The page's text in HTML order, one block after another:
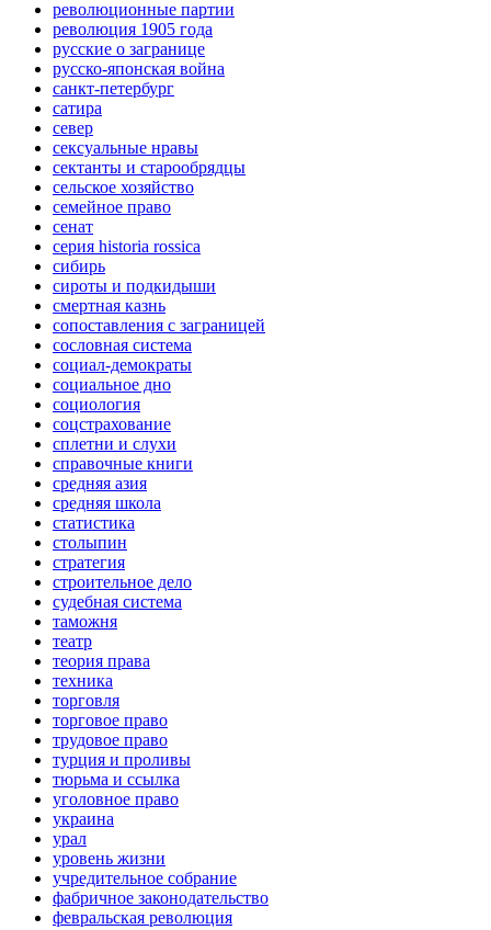
революционные партии
революция 1905 года
русские о загранице
русско-японская война
санкт-петербург
сатира
север
сексуальные нравы
сектанты и старообрядцы
сельское хозяйство
семейное право
сенат
серия historia rossica
сибирь
сироты и подкидыши
смертная казнь
сопоставления с заграницей
сословная система
социал-демократы
социальное дно
социология
соцстрахование
сплетни и слухи
справочные книги
средняя азия
средняя школа
статистика
столыпин
стратегия
строительное дело
судебная система
таможня
театр
теория права
техника
торговля
торговое право
трудовое право
турция и проливы
тюрьма и ссылка
уголовное право
украина
урал
уровень жизни
учредительное собрание
фабричное законодательство
февральская революция